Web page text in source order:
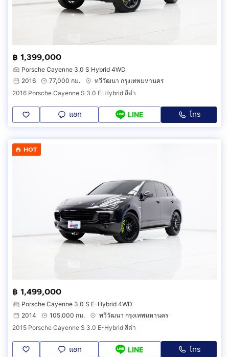
฿ 1,399,000
Porsche Cayenne 3.0 S Hybrid 4WD
2016
77,000 กม.
ทวีวัฒนา กรุงเทพมหานคร
2016 Porsche Cayenne S 3.0 E-Hybrid สีดำ
แชท LINE โทร
HOT
฿ 1,499,000
Porsche Cayenne 3.0 S E-Hybrid 4WD
2014
105,000 กม.
ทวีวัฒนา กรุงเทพมหานคร
2015 Porsche Cayenne S 3.0 E-Hybrid สีดำ
แชท LINE โทร